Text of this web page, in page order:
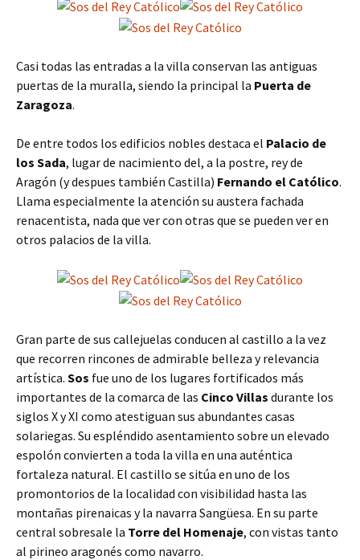
Casi todas las entradas a la villa conservan las antiguas
puertas de la muralla, siendo la principal la Puerta de
Zaragoza.
De entre todos los edificios nobles destaca el Palacio de
los Sada, lugar de nacimiento del, a la postre, rey de
Aragón (y despues también Castilla) Fernando el Católico.
Llama especialmente la atención su austera fachada
renacentista, nada que ver con otras que se pueden ver en
otros palacios de la villa.
Gran parte de sus callejuelas conducen al castillo a la vez
que recorren rincones de admirable belleza y relevancia
artística. Sos fue uno de los lugares fortificados más
importantes de la comarca de las Cinco Villas durante los
siglos X y XI como atestiguan sus abundantes casas
solariegas. Su espléndido asentamiento sobre un elevado
espolón convierten a toda la villa en una auténtica
fortaleza natural. El castillo se sitúa en uno de los
promontorios de la localidad con visibilidad hasta las
montañas pirenaicas y la navarra Sangüesa. En su parte
central sobresale la Torre del Homenaje, con vistas tanto
al pirineo aragonés como navarro.